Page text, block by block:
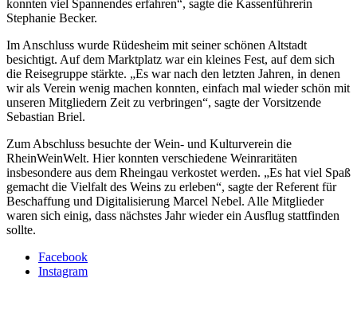
konnten viel Spannendes erfahren“, sagte die Kassenführerin
Stephanie Becker.
Im Anschluss wurde Rüdesheim mit seiner schönen Altstadt
besichtigt. Auf dem Marktplatz war ein kleines Fest, auf dem sich
die Reisegruppe stärkte. „Es war nach den letzten Jahren, in denen
wir als Verein wenig machen konnten, einfach mal wieder schön mit
unseren Mitgliedern Zeit zu verbringen“, sagte der Vorsitzende
Sebastian Briel.
Zum Abschluss besuchte der Wein- und Kulturverein die
RheinWeinWelt. Hier konnten verschiedene Weinraritäten
insbesondere aus dem Rheingau verkostet werden. „Es hat viel Spaß
gemacht die Vielfalt des Weins zu erleben“, sagte der Referent für
Beschaffung und Digitalisierung Marcel Nebel. Alle Mitglieder
waren sich einig, dass nächstes Jahr wieder ein Ausflug stattfinden
sollte.
Facebook
Instagram